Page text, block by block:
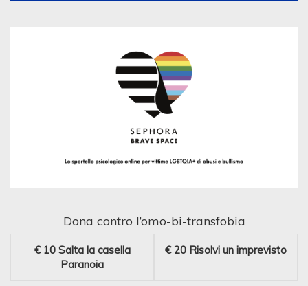
Dona contro l’omo-bi-transfobia
€ 10 Salta la casella
Paranoia
€ 20 Risolvi un imprevisto